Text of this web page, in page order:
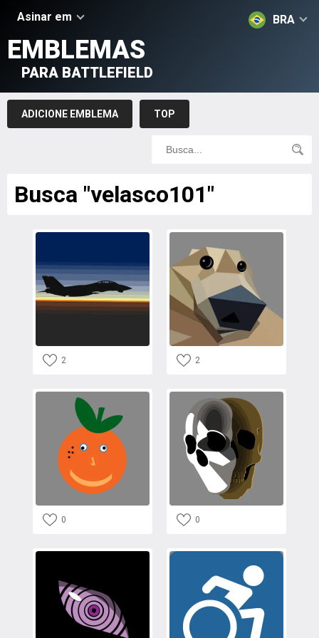
Asinar em BRA
EMBLEMAS
PARA BATTLEFIELD
ADICIONE EMBLEMA TOP
Busca "velasco101"
2 2
0 0